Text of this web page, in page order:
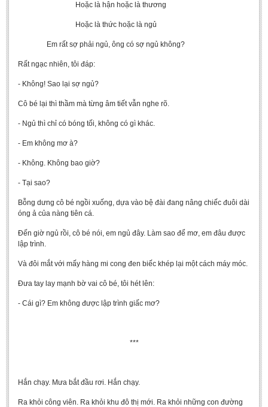
Hoặc là hận hoặc là thương
Hoặc là thức hoặc là ngủ
Em rất sợ phải ngủ, ông có sợ ngủ không?
Rất ngạc nhiên, tôi đáp:
- Không! Sao lại sợ ngủ?
Cô bé lại thì thầm mà từng âm tiết vẫn nghe rõ.
- Ngủ thì chỉ có bóng tối, không có gì khác.
- Em không mơ à?
- Không. Không bao giờ?
- Tại sao?
Bỗng dưng cô bé ngồi xuống, dựa vào bệ đài đang nâng chiếc đuôi dài
óng ả của nàng tiên cá.
Đến giờ ngủ rồi, cô bé nói, em ngủ đây. Làm sao để mơ, em đâu được
lập trình.
Và đôi mắt với mấy hàng mi cong đen biếc khép lại một cách máy móc.
Đưa tay lay mạnh bờ vai cô bé, tôi hét lên:
- Cái gì? Em không được lập trình giấc mơ?
***
Hắn chạy. Mưa bắt đầu rơi. Hắn chạy.
Ra khỏi công viên. Ra khỏi khu đô thị mới. Ra khỏi những con đường